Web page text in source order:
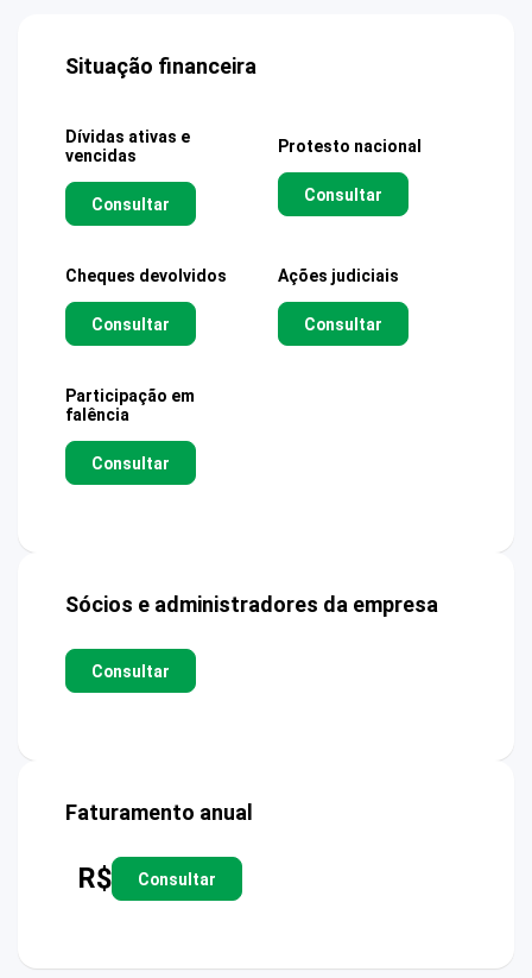
Situação financeira
Dívidas ativas e
vencidas
Consultar
Protesto nacional
Consultar
Cheques devolvidos
Consultar
Ações judiciais
Consultar
Participação em
falência
Consultar
Sócios e administradores da empresa
Consultar
Faturamento anual
R$ Consultar